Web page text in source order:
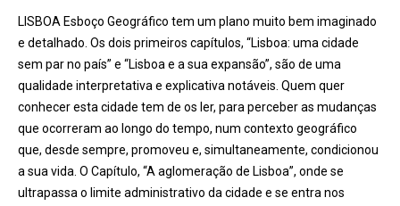
LISBOA Esboço Geográfico tem um plano muito bem imaginado
e detalhado. Os dois primeiros capítulos, “Lisboa: uma cidade
sem par no país” e “Lisboa e a sua expansão”, são de uma
qualidade interpretativa e explicativa notáveis. Quem quer
conhecer esta cidade tem de os ler, para perceber as mudanças
que ocorreram ao longo do tempo, num contexto geográfico
que, desde sempre, promoveu e, simultaneamente, condicionou
a sua vida. O Capítulo, “A aglomeração de Lisboa”, onde se
ultrapassa o limite administrativo da cidade e se entra nos